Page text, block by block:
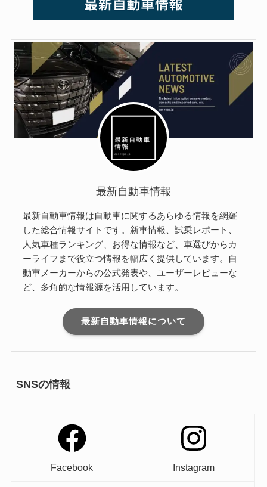
最新自動車情報
最新自動車情報は自動車に関するあらゆる情報を網羅
した総合情報サイトです。新車情報、試乗レポート、
人気車種ランキング、お得な情報など、車選びからカ
ーライフまで役立つ情報を幅広く提供しています。自
動車メーカーからの公式発表や、ユーザーレビューな
ど、多角的な情報源を活用しています。
最新自動車情報について
SNSの情報
Facebook Instagram